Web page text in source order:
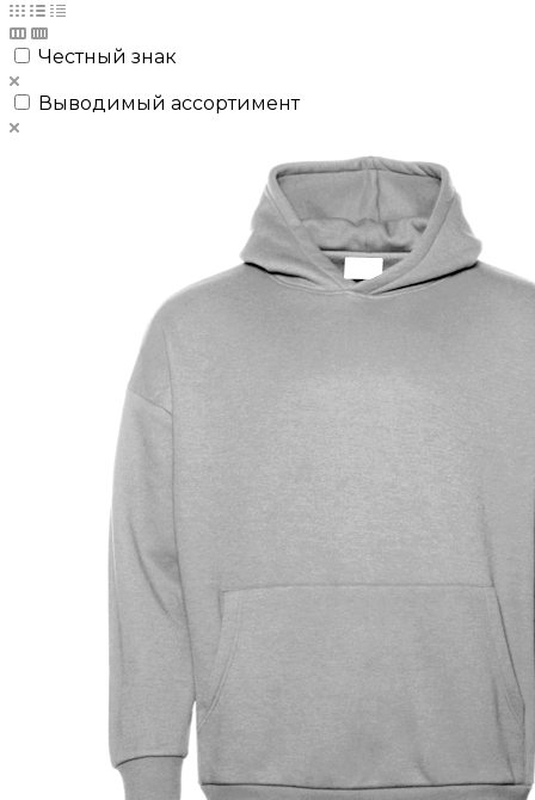
Честный знак
Выводимый ассортимент